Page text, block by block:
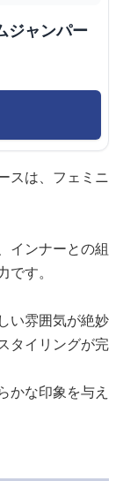
ジャンパー
スは、フェミニ
インナーとの組
す。
い雰囲気が絶妙
タイリングが完
かな印象を与え